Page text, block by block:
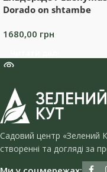
Dorado on shtambe
1680,00 грн
Садовий центр «Зелений
створенні та догляді за